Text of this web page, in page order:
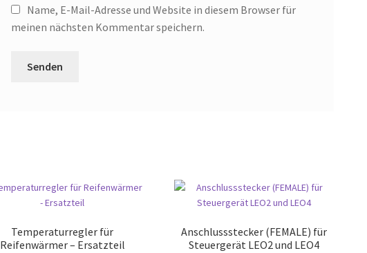
Name, E-Mail-Adresse und Website in diesem Browser für
meinen nächsten Kommentar speichern.
Temperaturregler für
Reifenwärmer – Ersatzteil
Anschlussstecker (FEMALE) für
Steuergerät LEO2 und LEO4